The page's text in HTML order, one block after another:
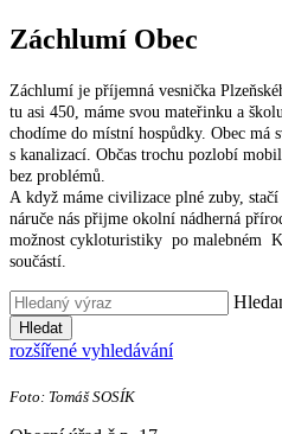
Záchlumí Obec
Záchlumí je příjemná vesnička
tu asi 450, máme svou mateřinku a
chodíme do místní hospůdky. Obec má
s kanalizací. Občas trochu pozlobí
bez problémů.
A když máme civilizace plné zuby,
náruče nás přijme okolní nádherná
možnost cykloturistiky po malebném
součástí.
Hledat
rozšířené vyhledávání
Foto: Tomáš SOSÍK